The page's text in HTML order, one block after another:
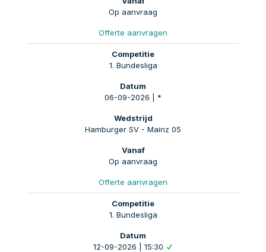
Op aanvraag
Offerte aanvragen
1. Bundesliga
06-09-2026 | *
Hamburger SV - Mainz 05
Op aanvraag
Offerte aanvragen
1. Bundesliga
12-09-2026 | 15:30